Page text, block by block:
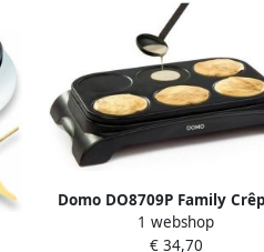
Domo DO8709P Family
Crepe maker –
Pannenkoekenplaat – 6
1 webshop
€ 34,70